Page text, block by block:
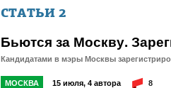
СТАТЬИ 2
Бьются за Москву.
Кандидатами в мэры Москвы
МОСКВА 15 июля, 4 автора 8